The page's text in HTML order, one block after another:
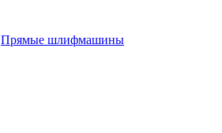
Прямые шлифмашины